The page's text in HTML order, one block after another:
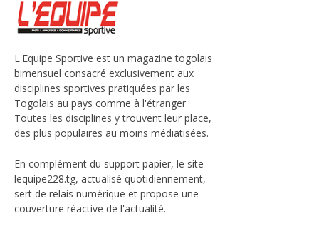
L'Equipe Sportive est un magazine togolais
bimensuel consacré exclusivement aux
disciplines sportives pratiquées par les
Togolais au pays comme à l'étranger.
Toutes les disciplines y trouvent leur place,
des plus populaires au moins médiatisées.
En complément du support papier, le site
lequipe228.tg, actualisé quotidiennement,
sert de relais numérique et propose une
couverture réactive de l'actualité.